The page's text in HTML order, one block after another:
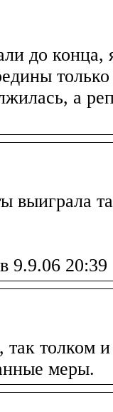
до конца,
а
выиграла
9.9.06
толком
меры.